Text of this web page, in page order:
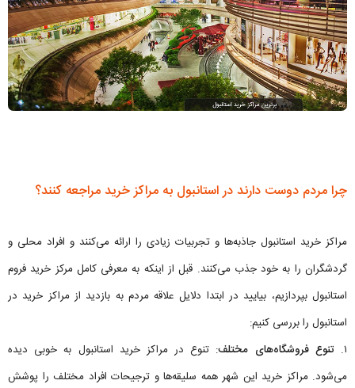
چرا مردم دوست دارند در استانبول به مراکز خرید مراجعه کنند؟
مراکز خرید استانبول جاذبه‌ها و تجربیات زیادی را ارائه می‌کنند و افراد محلی و
گردشگران را به خود جذب می‌کنند. قبل از اینکه به معرفی کامل مرکز خرید فروم
استانبول بپردازیم، بیایید در ابتدا دلایل علاقه مردم به بازدید از مراکز خرید در
استانبول را بررسی کنیم:
۱. تنوع فروشگاه‌های مختلف: تنوع در مراکز خرید استانبول به خوبی دیده
می‌شود. مراکز خرید این شهر همه سلیقه‌ها و ترجیحات افراد مختلف را پوشش